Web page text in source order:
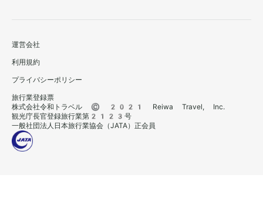
運営会社
利用規約
プライバシーポリシー
旅行業登録票
株式会社令和トラベル © 2021 Reiwa Travel, Inc.
観光庁長官登録旅行業第2123号
一般社団法人日本旅行業協会（JATA）正会員